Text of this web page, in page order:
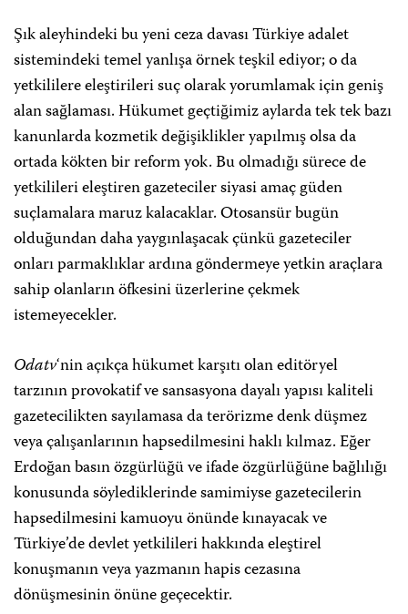
Şık aleyhindeki bu yeni ceza davası Türkiye adalet
sistemindeki temel yanlışa örnek teşkil ediyor; o da
yetkililere eleştirileri suç olarak yorumlamak için geniş
alan sağlaması. Hükumet geçtiğimiz aylarda tek tek bazı
kanunlarda kozmetik değişiklikler yapılmış olsa da
ortada kökten bir reform yok. Bu olmadığı sürece de
yetkilileri eleştiren gazeteciler siyasi amaç güden
suçlamalara maruz kalacaklar. Otosansür bugün
olduğundan daha yaygınlaşacak çünkü gazeteciler
onları parmaklıklar ardına göndermeye yetkin araçlara
sahip olanların öfkesini üzerlerine çekmek
istemeyecekler.
Odatv‘nin açıkça hükumet karşıtı olan editöryel
tarzının provokatif ve sansasyona dayalı yapısı kaliteli
gazetecilikten sayılamasa da terörizme denk düşmez
veya çalışanlarının hapsedilmesini haklı kılmaz. Eğer
Erdoğan basın özgürlüğü ve ifade özgürlüğüne bağlılığı
konusunda söylediklerinde samimiyse gazetecilerin
hapsedilmesini kamuoyu önünde kınayacak ve
Türkiye’de devlet yetkilileri hakkında eleştirel
konuşmanın veya yazmanın hapis cezasına
dönüşmesinin önüne geçecektir.